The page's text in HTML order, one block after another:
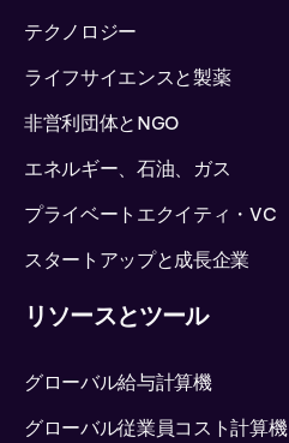
テクノロジー
ライフサイエンスと製薬
非営利団体とNGO
エネルギー、石油、ガス
プライベートエクイティ・VC
スタートアップと成長企業
リソースとツール
グローバル給与計算機
グローバル従業員コスト計算機